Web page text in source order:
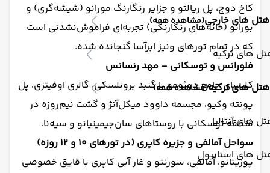
هتل های خارجی(مشاهده همه)
های ترکیه
هتل های ترکیه(مشاهده همه)
های آنتالیا
های استانبول
کاخ دوج، پل ریالتو و جزایر رنگارنگ مورانو (شیشه‌گری) و
بورانو (خانه‌های رنگارنگی) تجربه‌ای فراموش‌نشدنی است
که در تمام تورهای ونیز ابرآسا گنجانده شده.
فلورانس و توسکانی – مهد رنسانس
کلیسای جامع دوئومو با گنبد برونلسکی، گالری اوفیتزی، پل
پونته وکیو، مجسمه داوود میکل‌آنژ و گشت نیم‌روزه در
منطقه توسکانی با روستاهای سان‌جیمینیانو و سیه‌نا.
سواحل آمالفی و جزیره کاپری (در تورهای ۱۰ و ۱۲ روزه)
پوزیتانو، آمالفی، سورنتو و غار آبی کاپری با قایق خصوصی